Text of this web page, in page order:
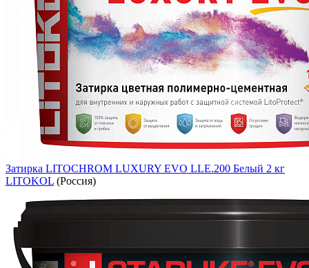
Затирка LITOCHROM LUXURY EVO LLE.200 Белый 2 кг
LITOKOL (Россия)